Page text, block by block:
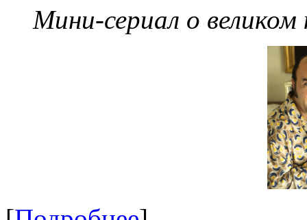
Мини-сериал о великом